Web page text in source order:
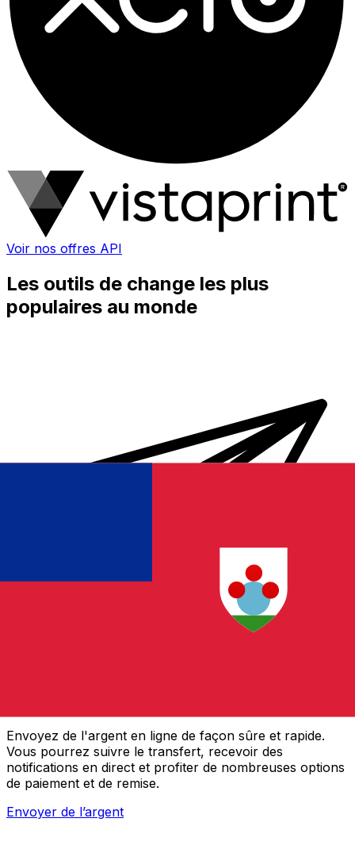
Voir nos offres API
Les outils de change les plus
populaires au monde
Envoyez de l'argent en ligne de façon sûre et rapide.
Vous pourrez suivre le transfert, recevoir des
notifications en direct et profiter de nombreuses options
de paiement et de remise.
Envoyer de l’argent